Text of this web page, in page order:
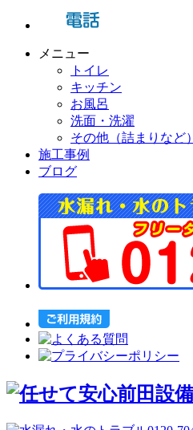
メニュー
トイレ
キッチン
お風呂
洗面・洗濯
その他（詰まりなど）
施工事例
ブログ